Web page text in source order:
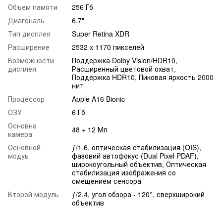
Объем памяти
256 Гб
Диагональ
6,7"
Тип дисплея
Super Retina XDR
Расширение
2532 x 1170 пикселей
Возможности
дисплея
Поддержка Dolby Vision/HDR10,
Расширенный цветовой охват,
Поддержка HDR10, Пиковая яркость 2000
нит
Процессор
Apple A16 Bionic
ОЗУ
6 Гб
Основна
камера
48 + 12 Мп
Основной
модуь
ƒ/1.6, оптическая стабилизация (OIS),
фазовий автофокус (Dual Pixel PDAF),
широкоугольный объектив, Оптическая
стабилизация изображения со
смещением сенсора
Второй модуль
ƒ/2.4, угол обзора - 120°, сверхширокий
объектив